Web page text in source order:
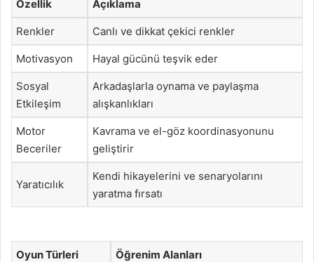
Özellik Açıklama
Renkler Canlı ve dikkat çekici renkler
Motivasyon Hayal gücünü teşvik eder
Sosyal
Etkileşim
Arkadaşlarla oynama ve paylaşma
alışkanlıkları
Motor
Beceriler
Kavrama ve el-göz koordinasyonunu
geliştirir
Yaratıcılık
Kendi hikayelerini ve senaryolarını
yaratma fırsatı
Oyun Türleri Öğrenim Alanları